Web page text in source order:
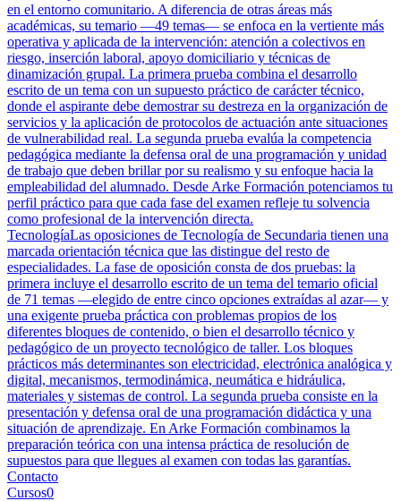
en el entorno comunitario. A diferencia de otras áreas más
académicas, su temario —49 temas— se enfoca en la vertiente más
operativa y aplicada de la intervención: atención a colectivos en
riesgo, inserción laboral, apoyo domiciliario y técnicas de
dinamización grupal. La primera prueba combina el desarrollo
escrito de un tema con un supuesto práctico de carácter técnico,
donde el aspirante debe demostrar su destreza en la organización de
servicios y la aplicación de protocolos de actuación ante situaciones
de vulnerabilidad real. La segunda prueba evalúa la competencia
pedagógica mediante la defensa oral de una programación y unidad
de trabajo que deben brillar por su realismo y su enfoque hacia la
empleabilidad del alumnado. Desde Arke Formación potenciamos tu
perfil práctico para que cada fase del examen refleje tu solvencia
como profesional de la intervención directa.
TecnologíaLas oposiciones de Tecnología de Secundaria tienen una
marcada orientación técnica que las distingue del resto de
especialidades. La fase de oposición consta de dos pruebas: la
primera incluye el desarrollo escrito de un tema del temario oficial
de 71 temas —elegido de entre cinco opciones extraídas al azar— y
una exigente prueba práctica con problemas propios de los
diferentes bloques de contenido, o bien el desarrollo técnico y
pedagógico de un proyecto tecnológico de taller. Los bloques
prácticos más determinantes son electricidad, electrónica analógica y
digital, mecanismos, termodinámica, neumática e hidráulica,
materiales y sistemas de control. La segunda prueba consiste en la
presentación y defensa oral de una programación didáctica y una
situación de aprendizaje. En Arke Formación combinamos la
preparación teórica con una intensa práctica de resolución de
supuestos para que llegues al examen con todas las garantías.
Contacto
Cursos0